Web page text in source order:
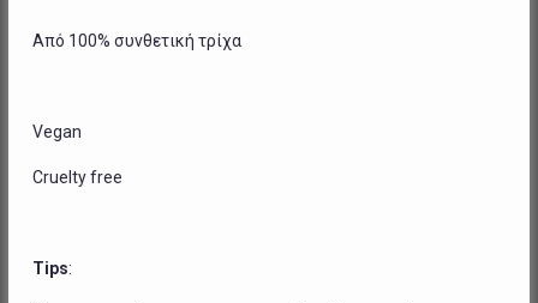
Από 100% συνθετική τρίχα
Vegan
Cruelty free
Tips: